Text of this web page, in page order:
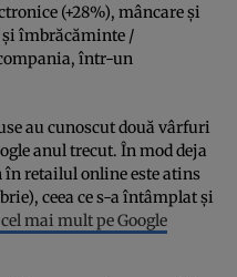
(+28%), mâncare și
și îmbrăcăminte /
într-un
au cunoscut două vârfuri
anul trecut. În mod deja
retailul online este atins
ceea ce s-a întâmplat și
mai mult pe Google